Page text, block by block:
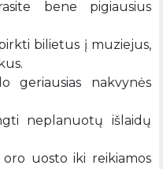
bene pigiausius
bilietus į muziejus,
geriausias nakvynės
neplanuotų išlaidų
oro uosto iki reikiamos